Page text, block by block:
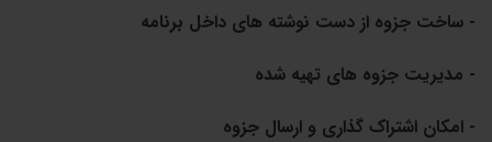
- ساخت جزوه از دست نوشته های داخل برنامه
- مدیریت جزوه های تهیه شده
- امکان اشتراک گذاری و ارسال جزوه